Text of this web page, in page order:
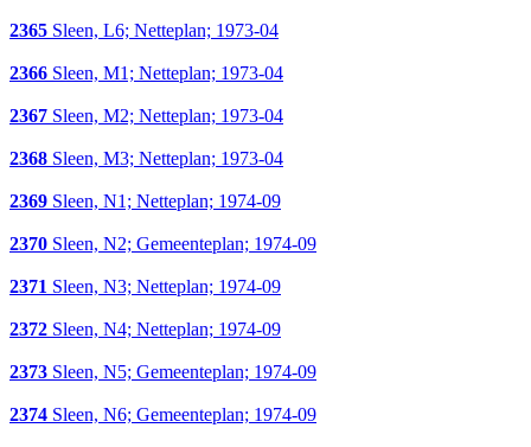
2365 Sleen, L6; Netteplan; 1973-04
2366 Sleen, M1; Netteplan; 1973-04
2367 Sleen, M2; Netteplan; 1973-04
2368 Sleen, M3; Netteplan; 1973-04
2369 Sleen, N1; Netteplan; 1974-09
2370 Sleen, N2; Gemeenteplan; 1974-09
2371 Sleen, N3; Netteplan; 1974-09
2372 Sleen, N4; Netteplan; 1974-09
2373 Sleen, N5; Gemeenteplan; 1974-09
2374 Sleen, N6; Gemeenteplan; 1974-09